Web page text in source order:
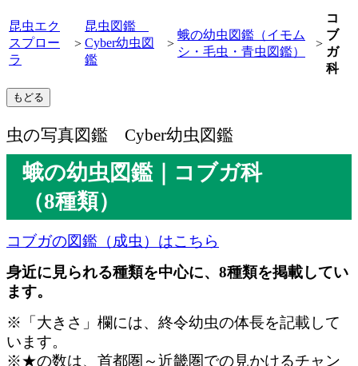
昆虫エク
スプロー
ラ
>
昆虫図鑑
Cyber幼虫図
鑑
>
蛾の幼虫図鑑（イモム
シ・毛虫・青虫図鑑）
>
コ
ブ
ガ
科
虫の写真図鑑 Cyber幼虫図鑑
蛾の幼虫図鑑｜コブガ科
（8種類）
コブガの図鑑（成虫）はこちら
身近に見られる種類を中心に、8種類を掲載してい
ます。
※「大きさ」欄には、終令幼虫の体長を記載して
います。
※★の数は、首都圏～近畿圏での見かけるチャン